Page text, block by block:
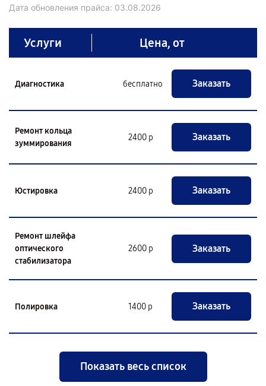
Дата обновления прайса: 03.08.2026
Услуги Цена, от
Диагностика бесплатно Заказать
Ремонт кольца
зуммирования
2400 р Заказать
Юстировка 2400 р Заказать
Ремонт шлейфа
оптического
стабилизатора
2600 р Заказать
Полировка 1400 р Заказать
Показать весь список